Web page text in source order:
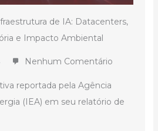
de IA: Datacenters,
e Impacto Ambiental
Nenhum Comentário
reportada pela Agência
(IEA) em seu relatório de